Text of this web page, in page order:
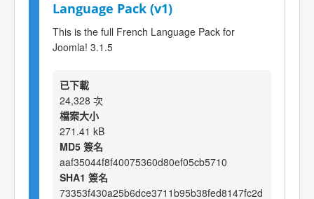
Language Pack (v1)
This is the full French Language Pack for
Joomla! 3.1.5
已下載
24,328 次
檔案大小
271.41 kB
MD5 簽名
aaf35044f8f40075360d80ef05cb5710
SHA1 簽名
73353f430a25b6dce3711b95b38fed8147fc2d